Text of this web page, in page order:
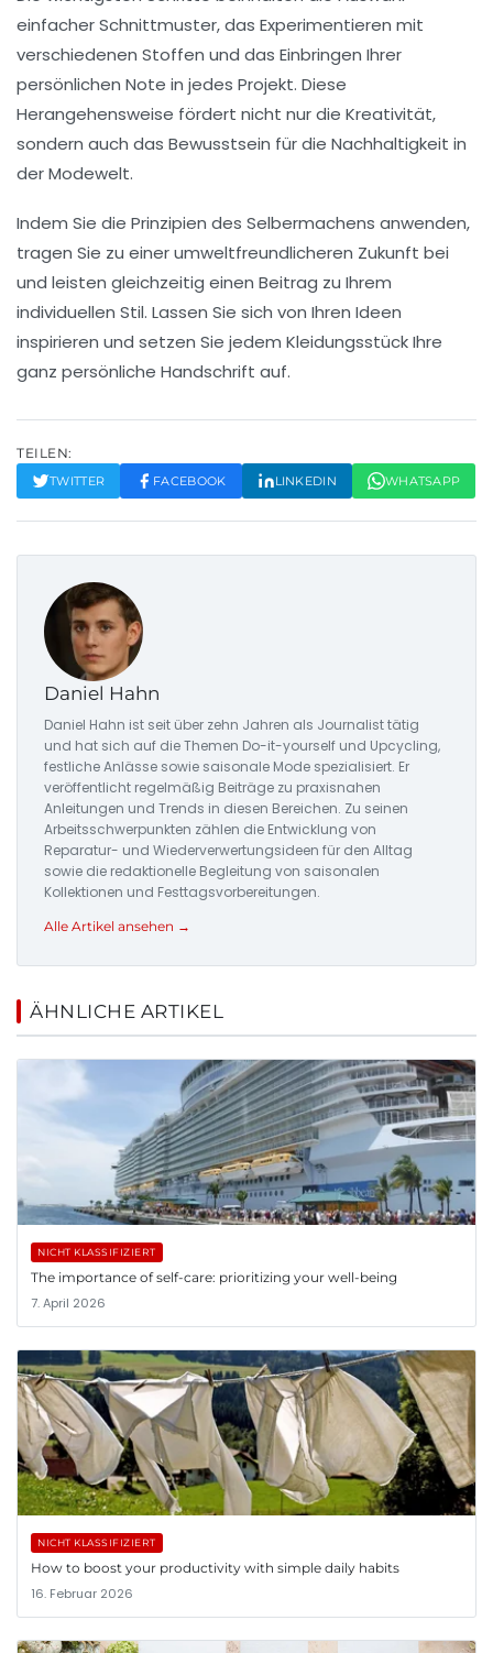
einfacher Schnittmuster, das Experimentieren mit
verschiedenen Stoffen und das Einbringen Ihrer
persönlichen Note in jedes Projekt. Diese
Herangehensweise fördert nicht nur die Kreativität,
sondern auch das Bewusstsein für die Nachhaltigkeit in
der Modewelt.
Indem Sie die Prinzipien des Selbermachens anwenden,
tragen Sie zu einer umweltfreundlicheren Zukunft bei
und leisten gleichzeitig einen Beitrag zu Ihrem
individuellen Stil. Lassen Sie sich von Ihren Ideen
inspirieren und setzen Sie jedem Kleidungsstück Ihre
ganz persönliche Handschrift auf.
TEILEN:
TWITTER FACEBOOK LINKEDIN WHATSAPP
Daniel Hahn
Daniel Hahn ist seit über zehn Jahren als Journalist tätig
und hat sich auf die Themen Do-it-yourself und Upcycling,
festliche Anlässe sowie saisonale Mode spezialisiert. Er
veröffentlicht regelmäßig Beiträge zu praxisnahen
Anleitungen und Trends in diesen Bereichen. Zu seinen
Arbeitsschwerpunkten zählen die Entwicklung von
Reparatur- und Wiederverwertungsideen für den Alltag
sowie die redaktionelle Begleitung von saisonalen
Kollektionen und Festtagsvorbereitungen.
Alle Artikel ansehen →
ÄHNLICHE ARTIKEL
NICHT KLASSIFIZIERT
The importance of self-care: prioritizing your well-being
7. April 2026
NICHT KLASSIFIZIERT
How to boost your productivity with simple daily habits
16. Februar 2026